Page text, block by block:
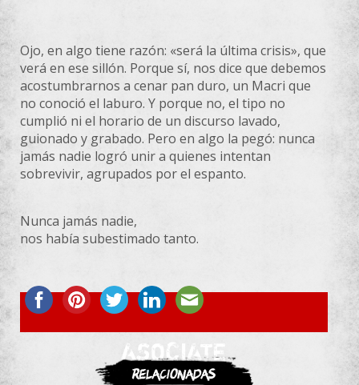
Ojo, en algo tiene razón: «será la última crisis», que
verá en ese sillón. Porque sí, nos dice que debemos
acostumbrarnos a cenar pan duro, un Macri que
no conoció el laburo. Y porque no, el tipo no
cumplió ni el horario de un discurso lavado,
guionado y grabado. Pero en algo la pegó: nunca
jamás nadie logró unir a quienes intentan
sobrevivir, agrupados por el espanto.
Nunca jamás nadie,
nos había subestimado tanto.
ASOCIATE
Relacionadas